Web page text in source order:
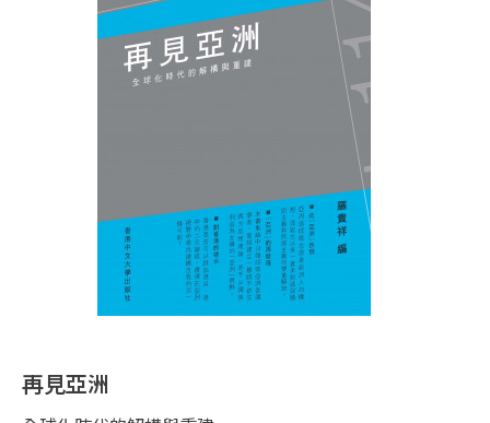
再見亞洲